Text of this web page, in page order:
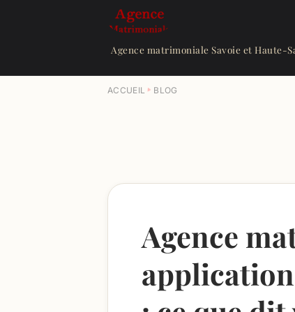
Agence matrimoniale Savoie et Haute-
ACCUEIL BLOG
Agence